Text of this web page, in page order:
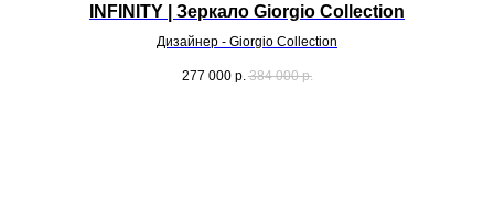
INFINITY | Зеркало Giorgio Collection
Дизайнер - Giorgio Collection
277 000 р. 384 000 р.